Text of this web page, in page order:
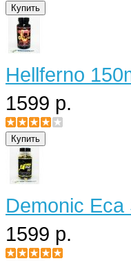
Hellferno
1599 р.
Demonic
1599 р.